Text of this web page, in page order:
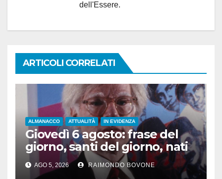
dell'Essere.
ARTICOLI CORRELATI
ALMANACCO ATTUALITÀ IN EVIDENZA
Giovedì 6 agosto: frase del
giorno, santi del giorno, nati
famosi, accadde oggi
AGO 5, 2026 RAIMONDO BOVONE